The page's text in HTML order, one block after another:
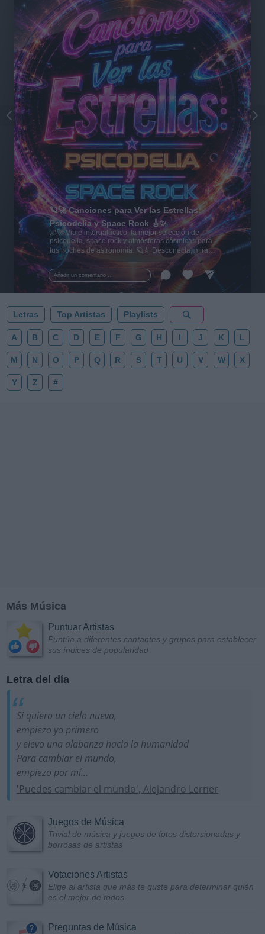
Añadir un comentario ...
🪐🚀 Canciones para Ver las Estrellas:
Psicodelia y Space Rock 🎸✨
🌌🚀 Viaje intergaláctico: la mejor selección de
psicodelia, space rock y atmósferas cósmicas para
tus noches de astronomía. 🪐🎸 Desconecta, mira
al firmamento y siente la gravedad cero. 💾 ¡Guarda
esta colección para tu próxima noche estrellada!
✨⭐
Letras Top Artistas Playlists
A B C D E F G H I J K L
M N O P Q R S T U V W X
Y Z #
Más Música
Puntuar Artistas
Puntúa a diferentes cantantes y grupos para establecer
sus índices de popularidad
Letra del día
Si quiero un cielo nuevo,
empiezo yo primero
y elevo una alabanza hacia la humanidad
Para cambiar el mundo,
empiezo por mí...
'Puedes cambiar el mundo', Alejandro Lerner
Juegos de Música
Trivial de música y juegos de fotos distorsionadas y
borrosas de artistas
Votaciones Artistas
Elige al artista que más te guste para determinar quién
es el mejor de todos
Preguntas de Música